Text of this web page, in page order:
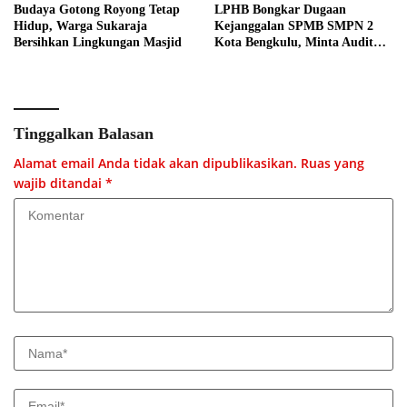
Budaya Gotong Royong Tetap
Hidup, Warga Sukaraja
Bersihkan Lingkungan Masjid
LPHB Bongkar Dugaan
Kejanggalan SPMB SMPN 2
Kota Bengkulu, Minta Audit
Tinggalkan Balasan
Alamat email Anda tidak akan dipublikasikan. Ruas yang
wajib ditandai *